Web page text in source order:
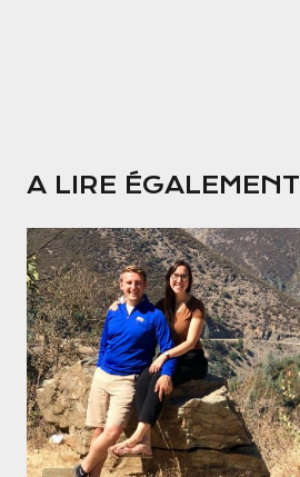
A LIRE ÉGALEMENT